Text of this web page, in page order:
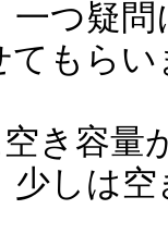
一つ疑
てもらい
き容量
少しは